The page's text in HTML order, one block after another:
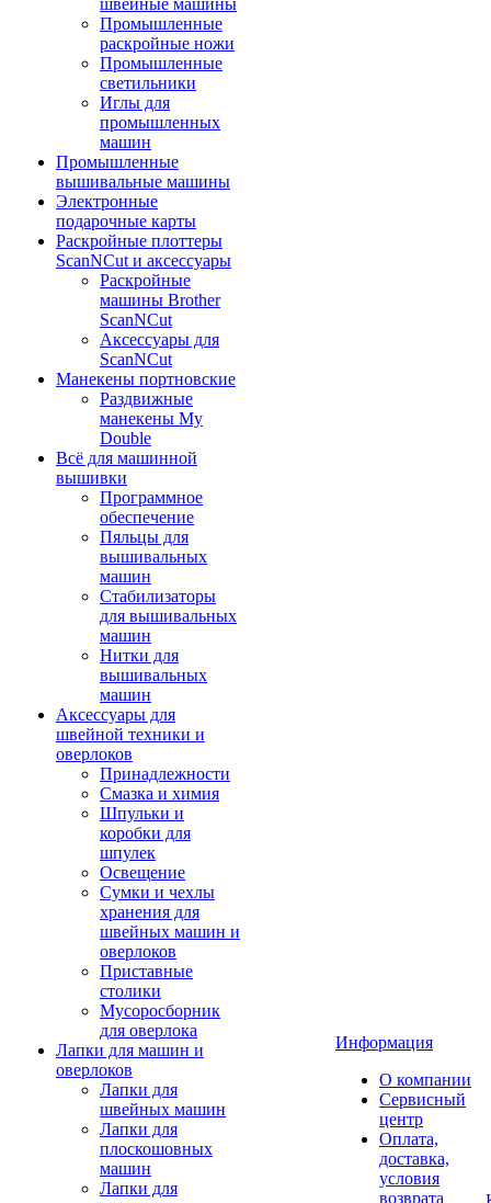
швейные машины
Промышленные
раскройные ножи
Промышленные
светильники
Иглы для
промышленных
машин
Промышленные
вышивальные машины
Электронные
подарочные карты
Раскройные плоттеры
ScanNCut и аксессуары
Раскройные
машины Brother
ScanNCut
Аксессуары для
ScanNCut
Манекены портновские
Раздвижные
манекены My
Double
Всё для машинной
вышивки
Программное
обеспечение
Пяльцы для
вышивальных
машин
Стабилизаторы
для вышивальных
машин
Нитки для
вышивальных
машин
Аксессуары для
швейной техники и
оверлоков
Принадлежности
Смазка и химия
Шпульки и
коробки для
шпулек
Освещение
Сумки и чехлы
хранения для
швейных машин и
оверлоков
Приставные
столики
Мусоросборник
для оверлока
Лапки для машин и
оверлоков
Лапки для
швейных машин
Лапки для
плоскошовных
машин
Лапки для
Информация
О компании
Сервисный
центр
Оплата,
доставка,
условия
возврата